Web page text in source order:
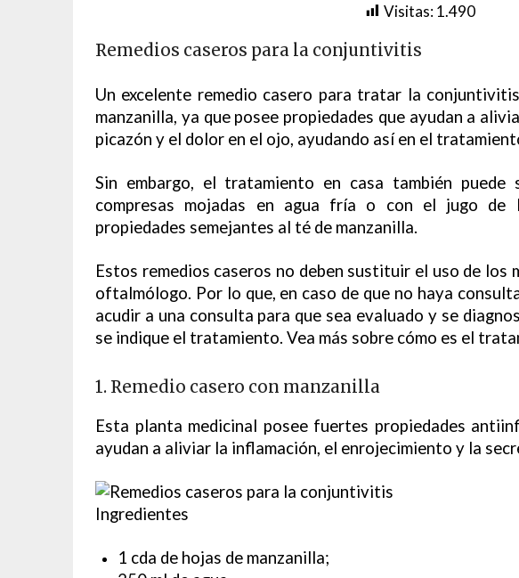
Visitas:1.490
Remedios caseros para la conjuntivitis
Un excelente remedio casero para tratar la
manzanilla, ya que posee propiedades que ayudan a
picazón y el dolor en el ojo, ayudando así en el
Sin embargo, el tratamiento en casa también
compresas mojadas en agua fría o con el jugo de
propiedades semejantes al té de manzanilla.
Estos remedios caseros no deben sustituir el uso de los
oftalmólogo. Por lo que, en caso de que no haya
acudir a una consulta para que sea evaluado y se
se indique el tratamiento. Vea más sobre cómo es el
1. Remedio casero con manzanilla
Esta planta medicinal posee fuertes propiedades
ayudan a aliviar la inflamación, el enrojecimiento y la
Ingredientes
1 cda de hojas de manzanilla;